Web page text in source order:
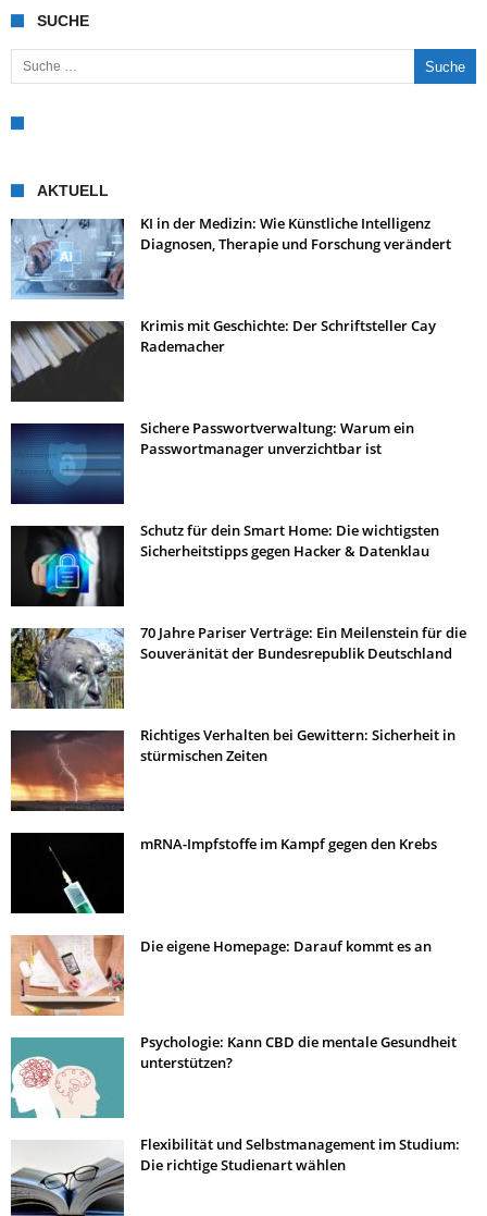
SUCHE
Suche nach:
AKTUELL
KI in der Medizin: Wie Künstliche Intelligenz
Diagnosen, Therapie und Forschung verändert
Krimis mit Geschichte: Der Schriftsteller Cay
Rademacher
Sichere Passwortverwaltung: Warum ein
Passwortmanager unverzichtbar ist
Schutz für dein Smart Home: Die wichtigsten
Sicherheitstipps gegen Hacker & Datenklau
70 Jahre Pariser Verträge: Ein Meilenstein für die
Souveränität der Bundesrepublik Deutschland
Richtiges Verhalten bei Gewittern: Sicherheit in
stürmischen Zeiten
mRNA-Impfstoffe im Kampf gegen den Krebs
Die eigene Homepage: Darauf kommt es an
Psychologie: Kann CBD die mentale Gesundheit
unterstützen?
Flexibilität und Selbstmanagement im Studium:
Die richtige Studienart wählen